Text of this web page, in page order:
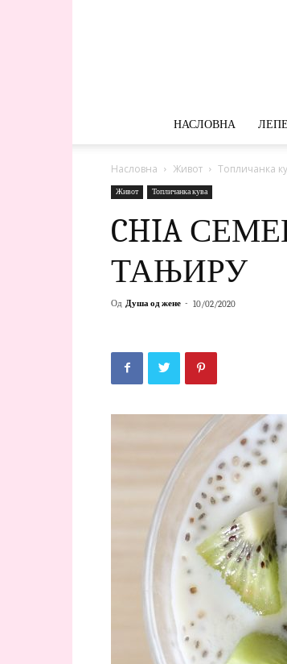
НАСЛОВНА
Насловна Живот Топличанка
Живот Топличанка кува
CHIA
ТАЊИРУ
Од Душа од жене - 10/02/2020